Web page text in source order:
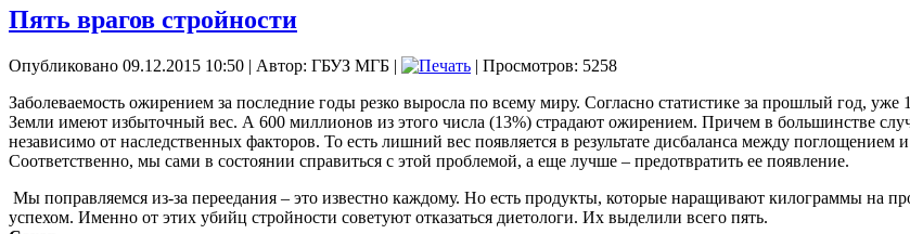
Пять врагов стройности
Опубликовано 09.12.2015 10:50 | Автор: ГБУЗ МГБ |
| Просмотров: 5258
Заболеваемость ожирением за последние годы резко выросла по всему миру. Согласно статистике за прошлый год,
Земли имеют избыточный вес. А 600 миллионов из этого числа (13%) страдают ожирением. Причем в большинстве
независимо от наследственных факторов. То есть лишний вес появляется в результате дисбаланса между поглощением
Соответственно, мы сами в состоянии справиться с этой проблемой, а еще лучше – предотвратить ее появление.
Мы поправляемся из-за переедания – это известно каждому. Но есть продукты, которые наращивают килограммы на
успехом. Именно от этих убийц стройности советуют отказаться диетологи. Их выделили всего пять.